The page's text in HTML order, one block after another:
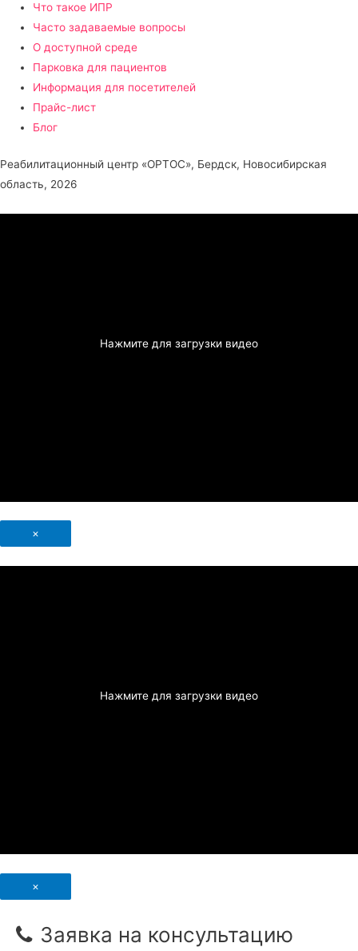
Что такое ИПР
Часто задаваемые вопросы
О доступной среде
Парковка для пациентов
Информация для посетителей
Прайс-лист
Блог
Реабилитационный центр «ОРТОС», Бердск, Новосибирская
область, 2026
Нажмите для загрузки видео
×
Нажмите для загрузки видео
×
Заявка на консультацию